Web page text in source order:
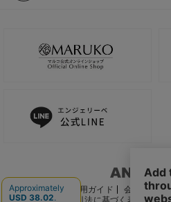
ご利用ガイド 会社概要
特定商取引法に基づく表記
個